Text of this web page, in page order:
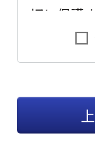
切に保護
以下のよ
す。
1.適
提供、